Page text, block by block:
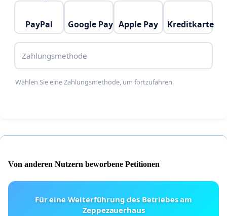
PayPal Google Pay Apple Pay Kreditkarte
Zahlungsmethode
Wählen Sie eine Zahlungsmethode, um fortzufahren.
Von anderen Nutzern beworbene Petitionen
Für eine Weiterführung des Betriebes am
Zeppezauerhaus